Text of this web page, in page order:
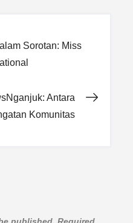
Sorotan: Miss
Antara
Komunitas